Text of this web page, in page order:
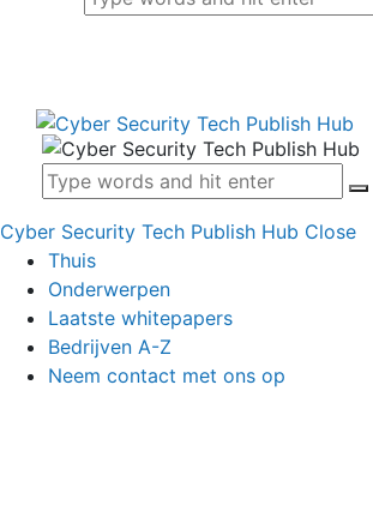
Cyber Security Tech Publish Hub Close
Thuis
Onderwerpen
Laatste whitepapers
Bedrijven A-Z
Neem contact met ons op